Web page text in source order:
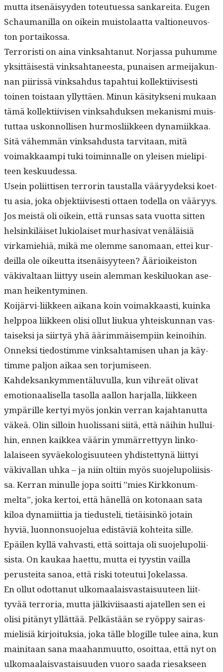
mut­ta itsenäisyy­den toteutues­sa sankare­i­ta. Eugen
Schau­manil­la on oikein muis­to­laat­ta val­tioneu­vos­
ton portaikossa.
Ter­ror­isti on aina vinksah­tanut. Nor­jas­sa puhumme
yksit­täis­es­tä vinksah­ta­neesta, punaisen armei­jakun­
nan piiris­sä vinksah­dus tapah­tui kollek­ti­ivis­es­ti
toinen tois­taan yllyt­täen. Min­un käsi­tyk­seni mukaan
tämä kollek­ti­ivisen vinksah­duk­sen mekanis­mi muis­
tut­taa uskon­nol­lisen hur­mosli­ik­keen dynami­ikkaa.
Sitä vähem­män vinksah­dus­ta tarvi­taan, mitä
voimakkaampi tuki toimin­nalle on yleisen mielip­i­
teen keskuudessa.
Usein poli­it­tisen ter­ror­in taustal­la vääryy­dek­si koet­
tu asia, joka objek­ti­ivis­es­ti ottaen todel­la on vääryys.
Jos meistä oli oikein, että run­sas sata vuot­ta sit­ten
helsinkiläiset luki­o­laiset murha­si­vat venäläisiä
virkamiehiä, mikä me olemme sanomaan, ettei kur­
deil­la ole oikeut­ta itsenäisyy­teen? Ääri­oikeis­ton
väki­val­taan liit­tyy usein alem­man keskilu­okan ase­
man heikentyminen.
Koi­järvi-liik­keen aikana koin voimakkaasti, kuin­ka
help­poa liik­keen olisi ollut liukua yhteiskun­nan vas­
taisek­si ja siir­tyä yhä äärim­mäisem­pi­in keinoi­hin.
Onnek­si tiedos­timme vinksah­tamisen uhan ja käy­
timme paljon aikaa sen torjumiseen.
Kahdek­sankym­men­tälu­vul­la, kun vihreät oli­vat
emo­tion­aalisel­la tasol­la aal­lon har­jal­la, liik­keen
ympärille ker­tyi myös jonkin ver­ran kajah­tanut­ta
väkeä. Olin sil­loin huolis­sani siitä, että näi­hin hul­lui­
hin, ennen kaikkea väärin ymmär­ret­tyyn linko­
lalaiseen syväekol­o­gisu­u­teen yhdis­tet­tynä liit­tyi
väki­val­lan uhka – ja niin olti­in myös suo­jelupoli­i­sis­
sa. Ker­ran min­ulle jopa soit­ti ”mies Kirkkon­um­
melta”, joka ker­toi, että hänel­lä on koton­aan sata
kiloa dynami­it­tia ja tiedusteli, tietäisinkö jotain
hyviä, luon­non­suo­jelua edis­täviä kohtei­ta sille.
Epäilen kyl­lä vah­vasti, että soit­ta­ja oli suo­jelupoli­i­
sista. On kaukaa haet­tu, mut­ta ei tyystin vail­la
perustei­ta sanoa, että ris­ki toteu­tui Jokelassa.
En ollut odot­tanut ulko­maalais­vas­taisu­u­teen liit­
tyvää ter­ro­r­ia, mut­ta jälkivi­isaasti ajatellen sen ei
olisi pitänyt yllät­tää. Pelkästään se ryöp­py sairas­
mielisiä kir­joituk­sia, joka tälle blogille tulee aina, kun
maini­taan sana maa­han­muut­to, osoit­taa, että nyt on
ulko­maalais­vas­taisu­u­den vuoro saa­da riesak­seen